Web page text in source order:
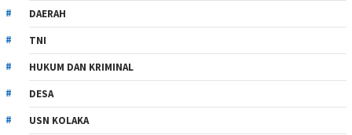
DAERAH
TNI
HUKUM DAN KRIMINAL
DESA
USN KOLAKA